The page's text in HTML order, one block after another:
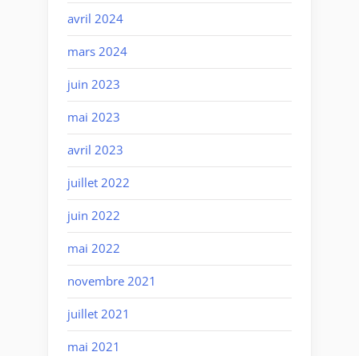
avril 2024
mars 2024
juin 2023
mai 2023
avril 2023
juillet 2022
juin 2022
mai 2022
novembre 2021
juillet 2021
mai 2021